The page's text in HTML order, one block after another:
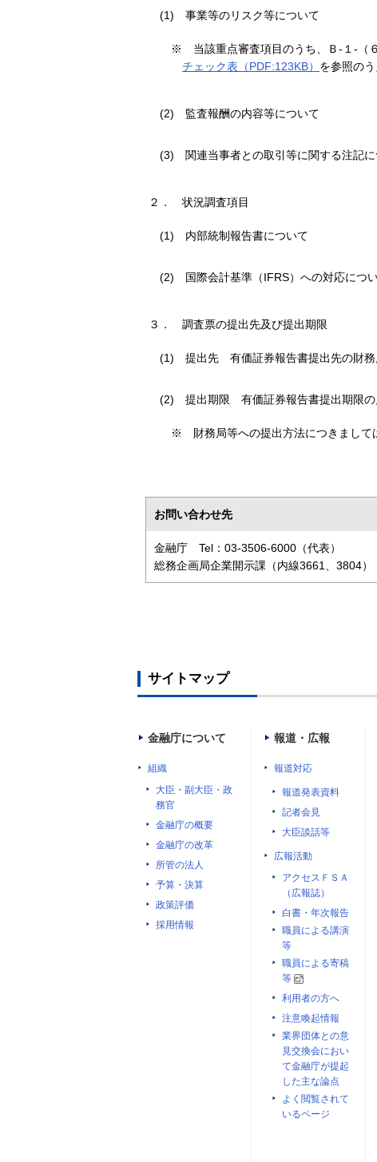
(1) 事業等のリスク等について
※ 当該重点審査項目のうち、Ｂ-１-（
チェック表（PDF:123KB） を参照のう
(2) 監査報酬の内容等について
(3) 関連当事者との取引等に関する注記
２． 状況調査項目
(1) 内部統制報告書について
(2) 国際会計基準（IFRS）への対応につ
３． 調査票の提出先及び提出期限
(1) 提出先 有価証券報告書提出先の財務
(2) 提出期限 有価証券報告書提出期限
※ 財務局等への提出方法につきまして
お問い合わせ先
金融庁 Tel：03-3506-6000（代表）
総務企画局企業開示課（内線3661、3804）
サイトマップ
金融庁について
組織
大臣・副大臣・政
務官
金融庁の概要
金融庁の改革
所管の法人
予算・決算
政策評価
採用情報
報道・広報
報道対応
報道発表資料
記者会見
大臣談話等
広報活動
アクセスＦＳＡ
（広報誌）
白書・年次報告
職員による講演
等
職員による寄稿
等
利用者の方へ
注意喚起情報
業界団体との意
見交換会におい
て金融庁が提起
した主な論点
よく閲覧されて
いるページ